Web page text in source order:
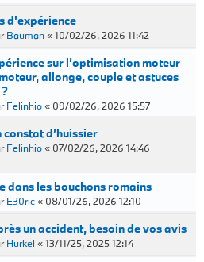
d'expérience
Bauman«10/02/26, 2026 11:42
sur l’optimisation moteur
allonge, couple et astuces
Felinhio« 09/02/26, 2026 15:57
constat d’huissier
Felinhio« 07/02/26, 2026 14:46
dans les bouchons romains
E30ric« 08/01/26, 2026 12:10
un accident, besoin de vos avis
Hurkel «13/11/25, 2025 12:14